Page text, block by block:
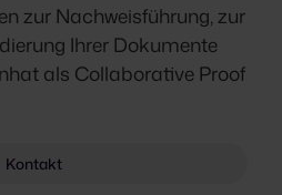
zur Nachweisführung, zur
Ihrer Dokumente
als Collaborative Proof
Kontakt